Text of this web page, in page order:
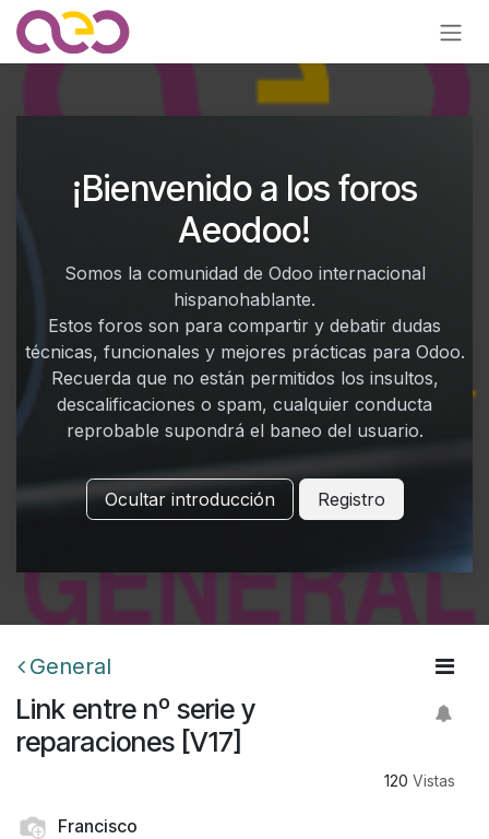
Ir al contenido
¡Bienvenido a los foros
Aeodoo!
Somos la comunidad de Odoo internacional
hispanohablante.
Estos foros son para compartir y debatir dudas
técnicas, funcionales y mejores prácticas para Odoo.
Recuerda que no están permitidos los insultos,
descalificaciones o spam, cualquier conducta
reprobable supondrá el baneo del usuario.
Ocultar introducción Registro
General
Link entre nº serie y
reparaciones [V17]
120 Vistas
Francisco